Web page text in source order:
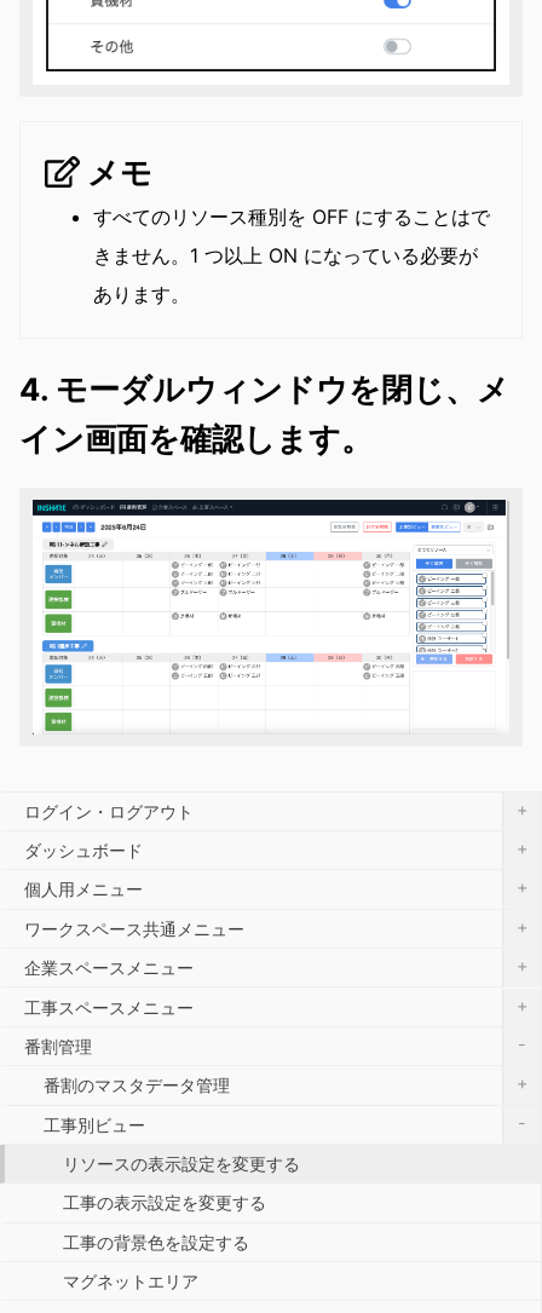
メモ
すべてのリソース種別を OFF にすることはで
きません。1 つ以上 ON になっている必要が
あります。
4. モーダルウィンドウを閉じ、メ
イン画面を確認します。
ログイン・ログアウト +
ダッシュボード +
個人用メニュー +
ワークスペース共通メニュー +
企業スペースメニュー +
工事スペースメニュー +
番割管理 -
番割のマスタデータ管理 +
工事別ビュー -
リソースの表示設定を変更する
工事の表示設定を変更する
工事の背景色を設定する
マグネットエリア